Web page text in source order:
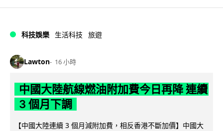
科技娛樂 生活科技 旅遊
Lawton 16 小時
中國大陸航線燃油附加費今日再降 連續
3 個月下調
【中國大陸連續 3 個月減附加費，相反香港不斷加價】中國大